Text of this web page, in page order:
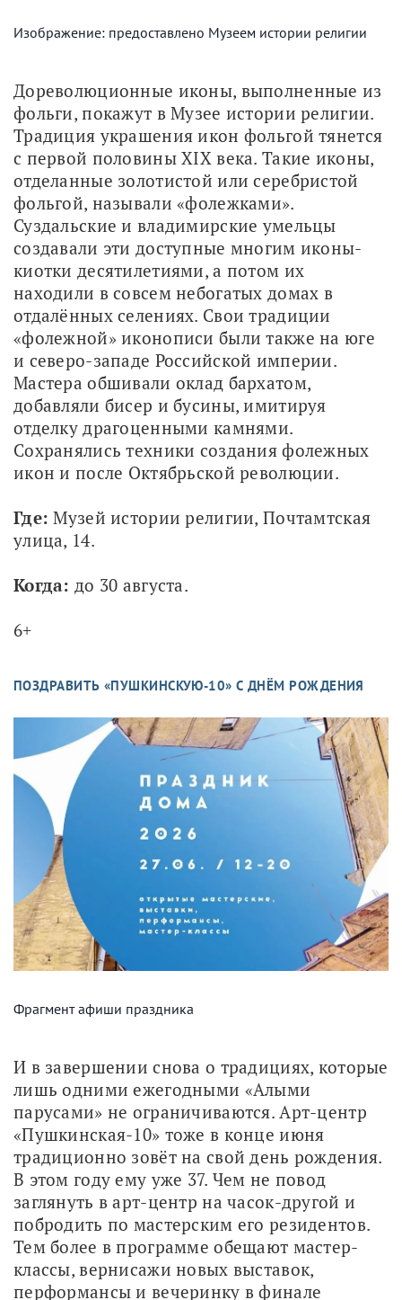
Изображение: предоставлено Музеем истории религии
Дореволюционные иконы, выполненные из
фольги, покажут в Музее истории религии.
Традиция украшения икон фольгой тянется
с первой половины XIX века. Такие иконы,
отделанные золотистой или серебристой
фольгой, называли «фолежками».
Суздальские и владимирские умельцы
создавали эти доступные многим иконы-
киотки десятилетиями, а потом их
находили в совсем небогатых домах в
отдалённых селениях. Свои традиции
«фолежной» иконописи были также на юге
и северо-западе Российской империи.
Мастера обшивали оклад бархатом,
добавляли бисер и бусины, имитируя
отделку драгоценными камнями.
Сохранялись техники создания фолежных
икон и после Октябрьской революции.
Где: Музей истории религии, Почтамтская
улица, 14.
Когда: до 30 августа.
6+
ПОЗДРАВИТЬ «ПУШКИНСКУЮ-10» С ДНЁМ РОЖДЕНИЯ
Фрагмент афиши праздника
И в завершении снова о традициях, которые
лишь одними ежегодными «Алыми
парусами» не ограничиваются. Арт-центр
«Пушкинская-10» тоже в конце июня
традиционно зовёт на свой день рождения.
В этом году ему уже 37. Чем не повод
заглянуть в арт-центр на часок-другой и
побродить по мастерским его резидентов.
Тем более в программе обещают мастер-
классы, вернисажи новых выставок,
перформансы и вечеринку в финале